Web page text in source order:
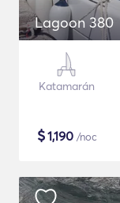
Lagoon 380
Katamarán
$1,190 /noc